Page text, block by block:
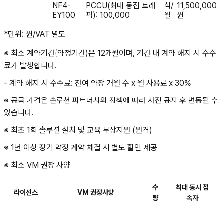
NF4-
EY100
PCCU(최대 동접 트래
픽): 100,000
식/
월
11,500,000
원
*단위: 원/VAT 별도
※ 최소 계약기간(약정기간)은 12개월이며, 기간 내 계약 해지 시 수수
료가 발생합니다.
- 계약 해지 시 수수료: 잔여 약장 개월 수 x 월 사용료 x 30%
※ 공급 가격은 솔루션 파트너사의 정책에 따라 사전 공지 후 변동될 수
있습니다.
※ 최초 1회 솔루션 설치 및 교육 무상지원 (원격)
※ 1년 이상 장기 약정 계약 체결 시 별도 할인 제공
※ 최소 VM 권장 사양
라이선스 VM 권장사양
수
량
최대 동시 접
속자